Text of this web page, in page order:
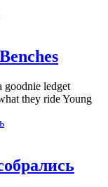
goodnie ledget
they ride Young